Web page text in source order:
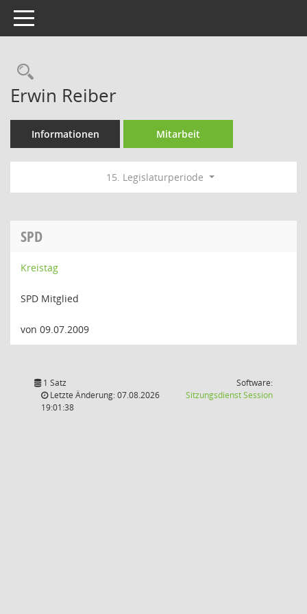
Toggle navigation
Rechercheauswahl
Erwin Reiber
Informationen Mitarbeit
15. Legislaturperiode
SPD
Kreistag
SPD Mitglied
von 09.07.2009
1 Satz
Letzte Änderung: 07.08.2026
19:01:38
Software:
SitzungsdienstSession(Wird in